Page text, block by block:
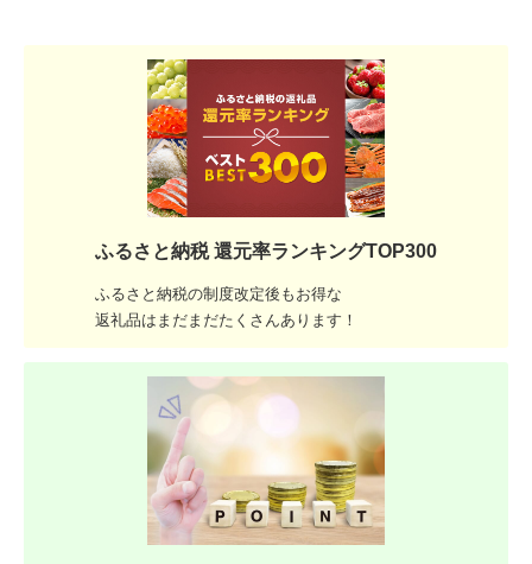
ふるさと納税 還元率ランキングTOP300
ふるさと納税の制度改定後もお得な
返礼品はまだまだたくさんあります！